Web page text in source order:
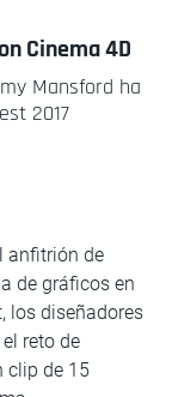
Cinema 4D
Mansford ha
2017
anfitrión de
de gráficos en
los diseñadores
reto de
clip de 15